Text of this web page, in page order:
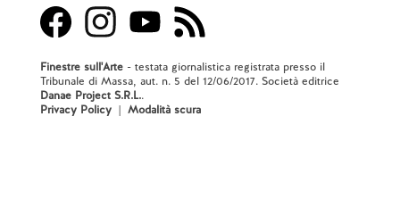
Finestre sull'Arte- testata giornalistica registrata presso il
Tribunale di Massa, aut. n. 5 del 12/06/2017. Società editrice
Danae Project S.R.L..
Privacy Policy| Modalità scura